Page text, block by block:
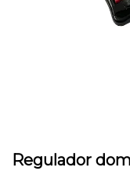
Regulador